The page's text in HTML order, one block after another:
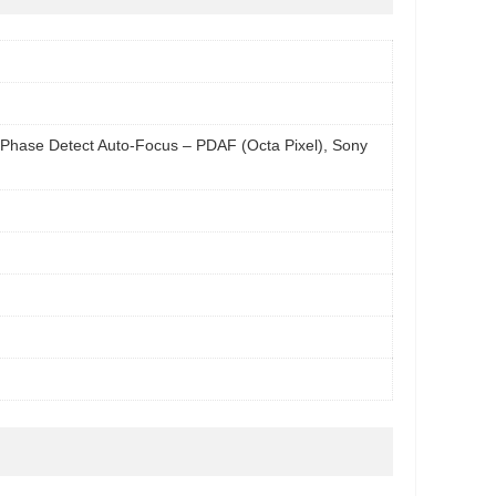
Detect Auto-Focus – PDAF (Octa Pixel), Sony